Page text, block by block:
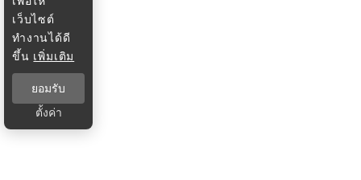
เว็บไซต์
ทำงานได้ดี
ขึ้น เพิ่มเติม
ยอมรับ
ตั้งค่า